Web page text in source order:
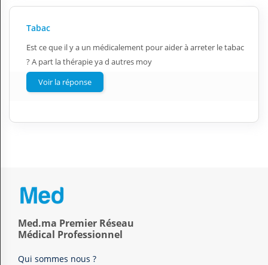
Tabac
Est ce que il y a un médicalement pour aider à arreter le tabac
? A part la thérapie ya d autres moy
Voir la réponse
Med.ma Premier Réseau
Médical Professionnel
Qui sommes nous ?